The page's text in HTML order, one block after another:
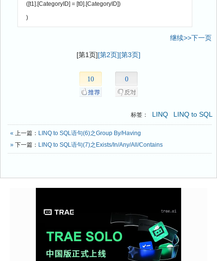
([t1].[CategoryID] = [t0].[CategoryID])
    )
继续>>下一页
[第1页][第2页][第3页]
10 0
标签： LINQ LINQ to SQL
« 上一篇： LINQ to SQL语句(6)之Group By/Having
» 下一篇： LINQ to SQL语句(7)之Exists/In/Any/All/Contains